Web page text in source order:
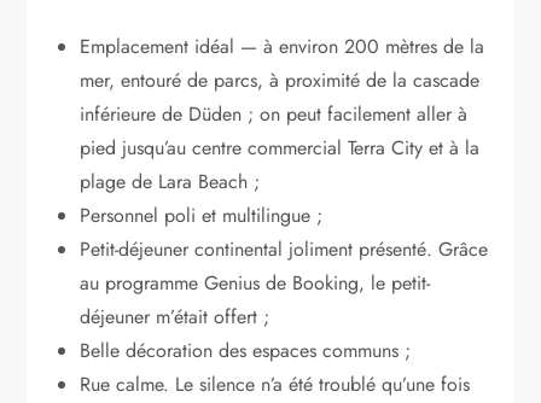
Emplacement idéal — à environ 200 mètres de la
mer, entouré de parcs, à proximité de la cascade
inférieure de Düden ; on peut facilement aller à
pied jusqu’au centre commercial Terra City et à la
plage de Lara Beach ;
Personnel poli et multilingue ;
Petit-déjeuner continental joliment présenté. Grâce
au programme Genius de Booking, le petit-
déjeuner m’était offert ;
Belle décoration des espaces communs ;
Rue calme. Le silence n’a été troublé qu’une fois